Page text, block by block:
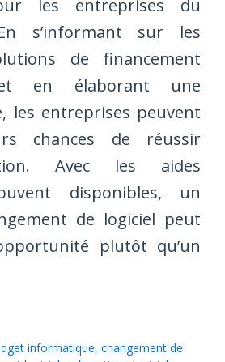
les entreprises du
s’informant sur les
de financement
en élaborant une
les entreprises peuvent
chances de réussir
Avec les aides
disponibles, un
de logiciel peut
plutôt qu’un
informatique, changement de